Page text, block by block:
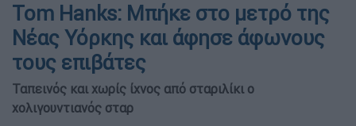
Tom Hanks: Μπήκε στο μετρό της
Νέας Υόρκης και άφησε άφωνους
τους επιβάτες
Ταπεινός και χωρίς ίχνος από σταριλίκι ο
χολιγουντιανός σταρ